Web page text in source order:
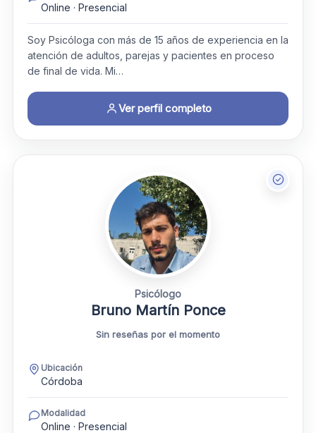
Online · Presencial
Soy Psicóloga con más de 15 años de experiencia en la
atención de adultos, parejas y pacientes en proceso
de final de vida. Mi…
Ver perfil completo
Psicólogo
Bruno Martín Ponce
Sin reseñas por el momento
Ubicación
Córdoba
Modalidad
Online · Presencial